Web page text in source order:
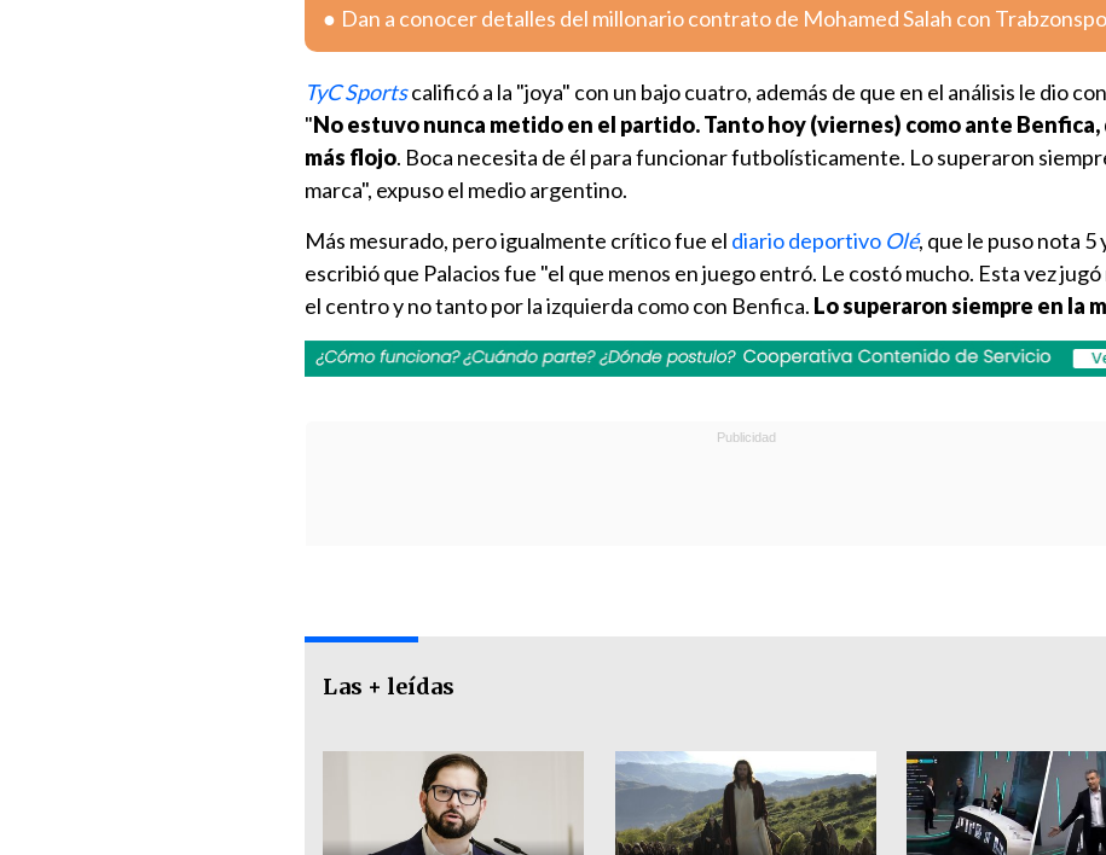
Dan a conocer detalles del millonario contrato de Mohamed Salah con
TyC Sportscalificó a la "joya" con un bajo cuatro, además de que en el análisis le dio
"No estuvo nunca metido en el partido. Tanto hoy (viernes) como ante Benfica,
más flojo. Boca necesita de él para funcionar futbolísticamente. Lo superaron
marca", expuso el medio argentino.
Más mesurado, pero igualmente crítico fue el diario deportivo Olé, que le puso nota 5
escribió que Palacios fue "el que menos en juego entró. Le costó mucho. Esta vez jugó
el centro y no tanto por la izquierda como con Benfica. Lo superaron siempre en la
Las + leídas